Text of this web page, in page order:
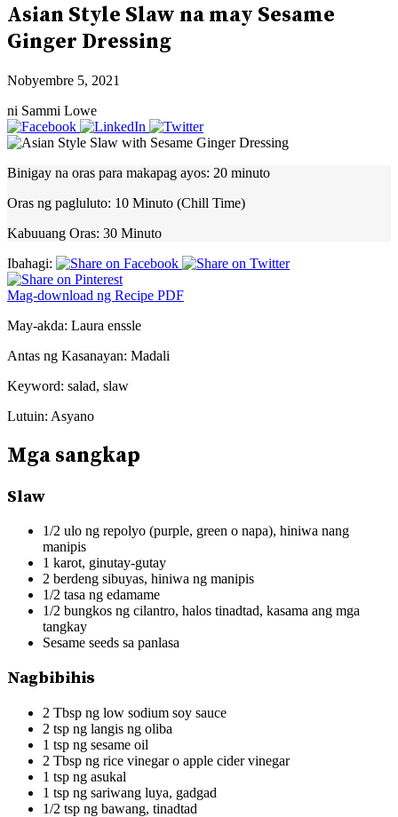
Asian Style Slaw na may Sesame
Ginger Dressing
Nobyembre 5, 2021
ni Sammi Lowe
Binigay na oras para makapag ayos: 20 minuto
Oras ng pagluluto: 10 Minuto (Chill Time)
Kabuuang Oras: 30 Minuto
Ibahagi:
Mag-download ng Recipe PDF
May-akda: Laura enssle
Antas ng Kasanayan: Madali
Keyword: salad, slaw
Lutuin: Asyano
Mga sangkap
Slaw
1/2 ulo ng repolyo (purple, green o napa), hiniwa nang
manipis
1 karot, ginutay-gutay
2 berdeng sibuyas, hiniwa ng manipis
1/2 tasa ng edamame
1/2 bungkos ng cilantro, halos tinadtad, kasama ang mga
tangkay
Sesame seeds sa panlasa
Nagbibihis
2 Tbsp ng low sodium soy sauce
2 tsp ng langis ng oliba
1 tsp ng sesame oil
2 Tbsp ng rice vinegar o apple cider vinegar
1 tsp ng asukal
1 tsp ng sariwang luya, gadgad
1/2 tsp ng bawang, tinadtad